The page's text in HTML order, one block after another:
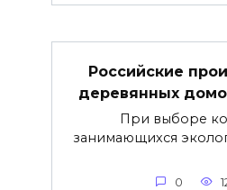
Российские
деревянных
При выборе
занимающихся
0